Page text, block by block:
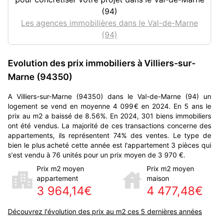
(94)
Les agences immobilières dans le Val-de-Marne
(94)
Evolution des prix immobiliers à Villiers-sur-
Marne (94350)
A Villiers-sur-Marne (94350) dans le Val-de-Marne (94) un
logement se vend en moyenne 4 099€ en 2024. En 5 ans le
prix au m2 a baissé de 8.56%. En 2024, 301 biens immobiliers
ont été vendus. La majorité de ces transactions concerne des
appartements, ils représentent 74% des ventes. Le type de
bien le plus acheté cette année est l'appartement 3 pièces qui
s'est vendu à 76 unités pour un prix moyen de 3 970 €.
Prix m2 moyen
appartement
3 964,14€
Prix m2 moyen
maison
4 477,48€
Découvrez l'évolution des prix au m2 ces 5 dernières années